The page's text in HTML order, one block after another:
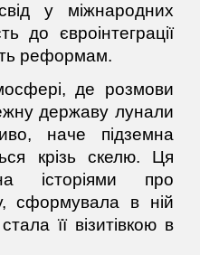
у міжнародних
до євроінтеграції
реформам.
де розмови
державу лунали
наче підземна
крізь скелю. Ця
історіями про
сформувала в ній
її візитівкою в